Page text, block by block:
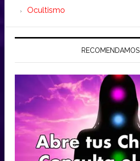
Ocultismo
RECOMENDAMOS